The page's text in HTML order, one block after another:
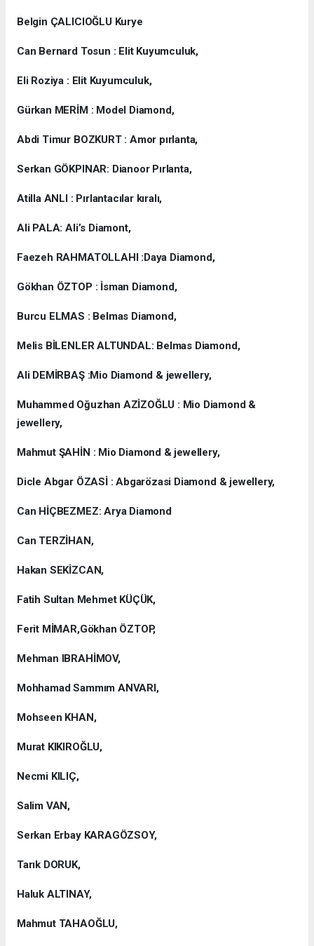
Belgin ÇALICIOĞLU Kurye
Can Bernard Tosun : Elit Kuyumculuk,
Eli Roziya : Elit Kuyumculuk,
Gürkan MERİM : Model Diamond,
Abdi Timur BOZKURT : Amor pırlanta,
Serkan GÖKPINAR: Dianoor Pırlanta,
Atilla ANLI : Pırlantacılar kıralı,
Ali PALA: Ali’s Diamont,
Faezeh RAHMATOLLAHI :Daya Diamond,
Gökhan ÖZTOP : İsman Diamond,
Burcu ELMAS : Belmas Diamond,
Melis BİLENLER ALTUNDAL: Belmas Diamond,
Ali DEMİRBAŞ :Mio Diamond & jewellery,
Muhammed Oğuzhan AZİZOĞLU : Mio Diamond &
jewellery,
Mahmut ŞAHİN : Mio Diamond & jewellery,
Dicle Abgar ÖZASİ : Abgarözasi Diamond & jewellery,
Can HİÇBEZMEZ: Arya Diamond
Can TERZİHAN,
Hakan SEKİZCAN,
Fatih Sultan Mehmet KÜÇÜK,
Ferit MİMAR,Gökhan ÖZTOP,
Mehman IBRAHİMOV,
Mohhamad Sammım ANVARI,
Mohseen KHAN,
Murat KIKIROĞLU,
Necmi KILIÇ,
Salim VAN,
Serkan Erbay KARAGÖZSOY,
Tarık DORUK,
Haluk ALTINAY,
Mahmut TAHAOĞLU,